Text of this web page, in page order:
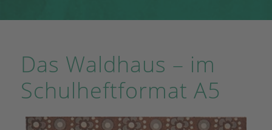
Das Waldhaus – im
Schulheftformat A5